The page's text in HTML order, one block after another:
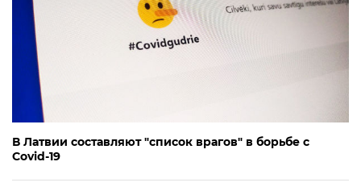
В Латвии составляют "список врагов" в борьбе с
Covid-19